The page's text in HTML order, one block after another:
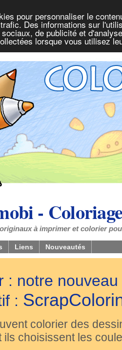
pour personnaliser le
Des informations sur
de publicité et
lorsque vous utilisez
-
à imprimer et colorier
Liens Nouveautés
: notre
:
colorier des
ils choisissent les